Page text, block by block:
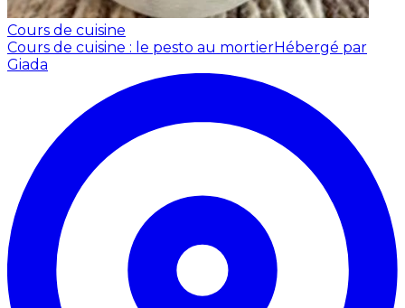
Cours de cuisine
Cours de cuisine : le pesto au mortierHébergé par
Giada